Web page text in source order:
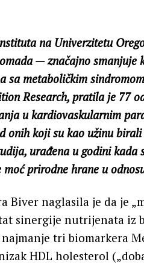
na Univerzitetu
— značajno smanjuje
sa metaboličkim
Research, pratila je 77
u kardiovaskularnim
onih koji su kao užinu
urađena u godini kada
prirodne hrane u
Biver naglasila je da je
sinergije nutrijenata iz
tri biomarkera
HDL holesterol